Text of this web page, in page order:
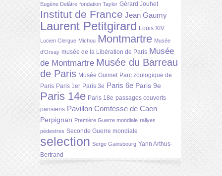
Eugène Delâtre fondation Taylor Gérard Jouhet
Institut de France Jean Gaumy
Laurent Petitgirard Louis XIV
Lucien Clergue Michou Montmartre Musée
d'Orsay musée de la Libération de Paris Musée
de Montmartre Musée du Barreau
de Paris Musée Guimet Parc zoologique de
Paris Paris 1er Paris 3e Paris 6e Paris 9e
Paris 14e Paris 18e passages couverts
parisiens Pavillon Comtesse de Caen
Perpignan Première Guerre mondiale rallyes
pédestres Seconde Guerre mondiale
selection Serge Gainsbourg Yann Arthus-
Bertrand